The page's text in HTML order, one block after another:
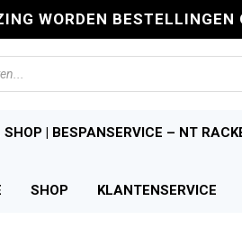
WORDEN
| BESPANSERVICE – NT
SHOP KLANTENSERVICE